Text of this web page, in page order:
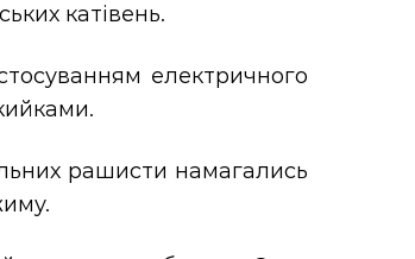
катівень.
електричного
рашисти намагались